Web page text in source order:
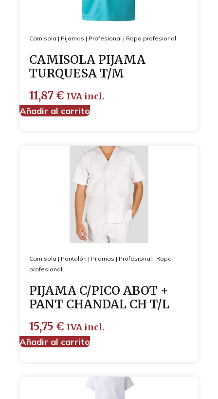
Camisola | Pijamas | Profesional | Ropa profesional
CAMISOLA PIJAMA
TURQUESA T/M
11,87 € IVA incl.
Añadir al carrito
Camisola | Pantalón | Pijamas | Profesional | Ropa
profesional
PIJAMA C/PICO ABOT +
PANT CHANDAL CH T/L
15,75 € IVA incl.
Añadir al carrito